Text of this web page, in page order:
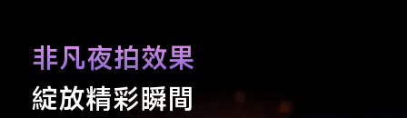
非凡夜拍效果
綻放精彩瞬間